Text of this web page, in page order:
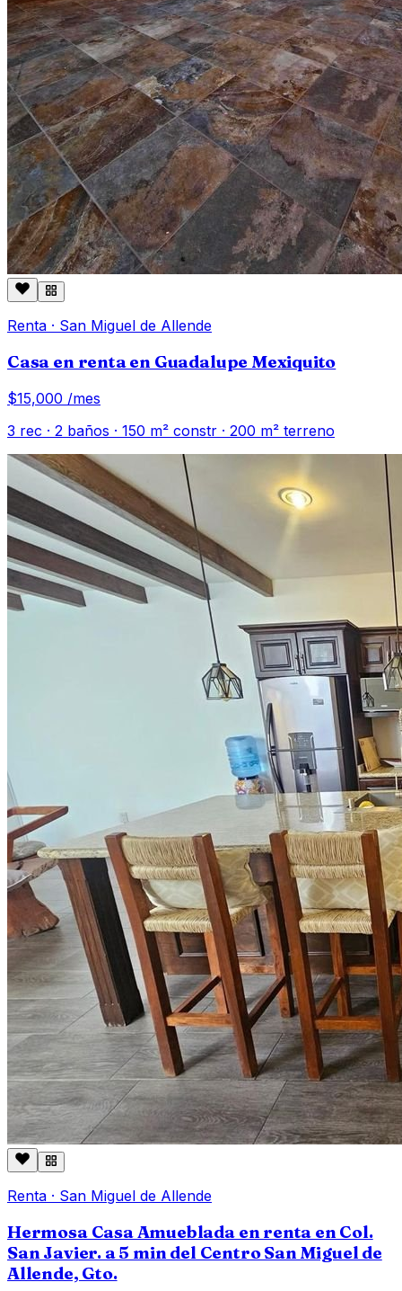
Renta · San Miguel de Allende
Casa en renta en Guadalupe Mexiquito
$15,000 /mes
3 rec · 2 baños · 150 m² constr · 200 m² terreno
Renta · San Miguel de Allende
Hermosa Casa Amueblada en renta en Col.
San Javier. a 5 min del Centro San Miguel de
Allende, Gto.